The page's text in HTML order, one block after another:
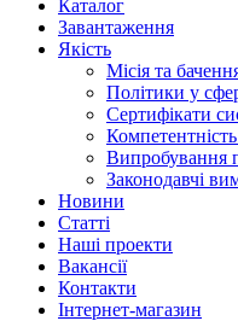
Каталог
Завантаження
Якість
Місія та
Політики у
Сертифікати
Випробування
Законодавчі
Новини
Статті
Наші проекти
Вакансії
Контакти
Інтернет-магазин